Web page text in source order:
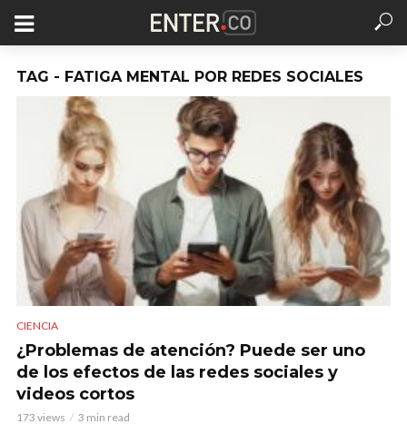
TAG - FATIGA MENTAL POR REDES SOCIALES
CIENCIA
¿Problemas de atención? Puede ser uno
de los efectos de las redes sociales y
videos cortos
173 views 3 min read